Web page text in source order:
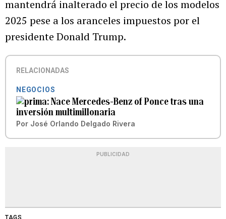
mantendrá inalterado el precio de los modelos
2025 pese a los aranceles impuestos por el
presidente Donald Trump.
RELACIONADAS
NEGOCIOS
Nace Mercedes-Benz of Ponce tras una
inversión multimillonaria
Por José Orlando Delgado Rivera
PUBLICIDAD
TAGS